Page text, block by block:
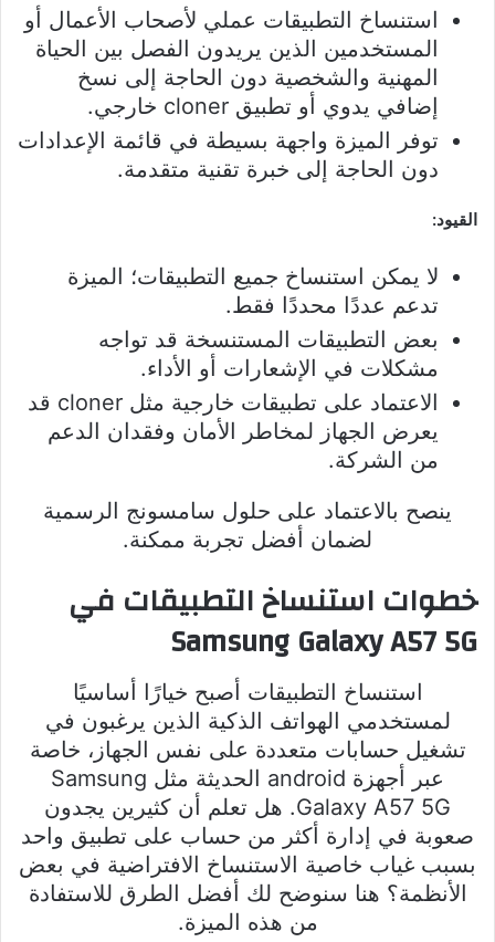
استنساخ التطبيقات عملي لأصحاب الأعمال أو
المستخدمين الذين يريدون الفصل بين الحياة
المهنية والشخصية دون الحاجة إلى نسخ
إضافي يدوي أو تطبيق cloner خارجي.
توفر الميزة واجهة بسيطة في قائمة الإعدادات
دون الحاجة إلى خبرة تقنية متقدمة.
القيود:
لا يمكن استنساخ جميع التطبيقات؛ الميزة
تدعم عددًا محددًا فقط.
بعض التطبيقات المستنسخة قد تواجه
مشكلات في الإشعارات أو الأداء.
الاعتماد على تطبيقات خارجية مثل cloner قد
يعرض الجهاز لمخاطر الأمان وفقدان الدعم
من الشركة.
ينصح بالاعتماد على حلول سامسونج الرسمية
لضمان أفضل تجربة ممكنة.
خطوات استنساخ التطبيقات في
Samsung Galaxy A57 5G
استنساخ التطبيقات أصبح خيارًا أساسيًا
لمستخدمي الهواتف الذكية الذين يرغبون في
تشغيل حسابات متعددة على نفس الجهاز، خاصة
عبر أجهزة android الحديثة مثل Samsung
Galaxy A57 5G. هل تعلم أن كثيرين يجدون
صعوبة في إدارة أكثر من حساب على تطبيق واحد
بسبب غياب خاصية الاستنساخ الافتراضية في بعض
الأنظمة؟ هنا سنوضح لك أفضل الطرق للاستفادة
من هذه الميزة.